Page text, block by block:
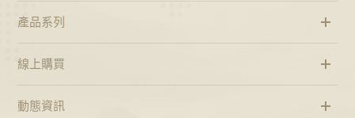
產品系列
線上購買
動態資訊